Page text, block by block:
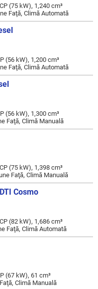
(75 kW), 1,240 cm³
Faţă, Climă Automată
(56 kW), 1,200 cm³
Faţă, Climă Automată
(56 kW), 1,300 cm³
Faţă, Climă Manuală
(75 kW), 1,398 cm³
Faţă, Climă Manuală
Cosmo
(82 kW), 1,686 cm³
Faţă, Climă Automată
(67 kW), 61 cm³
Climă Manuală